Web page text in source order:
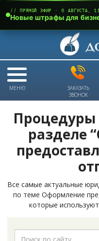
МЕНЮ
ЗАКАЗАТЬ
ЗВОНОК
Процедуры
разделе
Все самые актуальные
по теме Оформление
которые
// ПРЯМОЙ ЭФИР · 6 АВГУСТА,
Новые штрафы для